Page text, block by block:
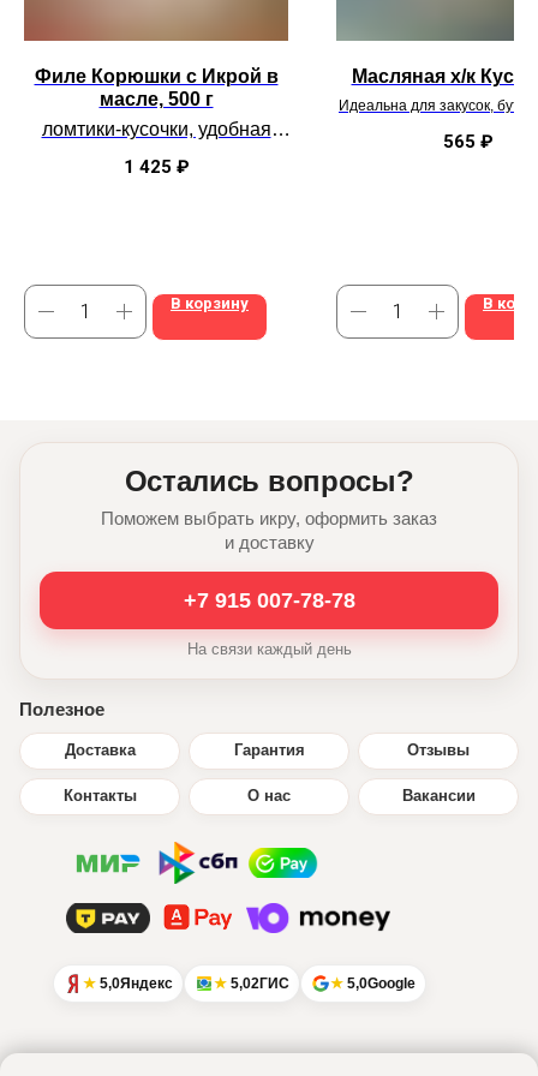
Филе Корюшки с Икрой в
масле, 500 г
ломтики-кусочки, удобная
разделка
1 425 ₽
В корзину
Масляная х/к Кусок
Идеальна для закусок,
565 ₽
В
Остались вопросы?
Поможем выбрать икру, оформить заказ
и доставку
+7 915 007-78-78
На связи каждый день
Полезное
Доставка Гарантия Отзывы
Контакты О нас Вакансии
5,0Яндекс 5,02ГИС 5,0Google